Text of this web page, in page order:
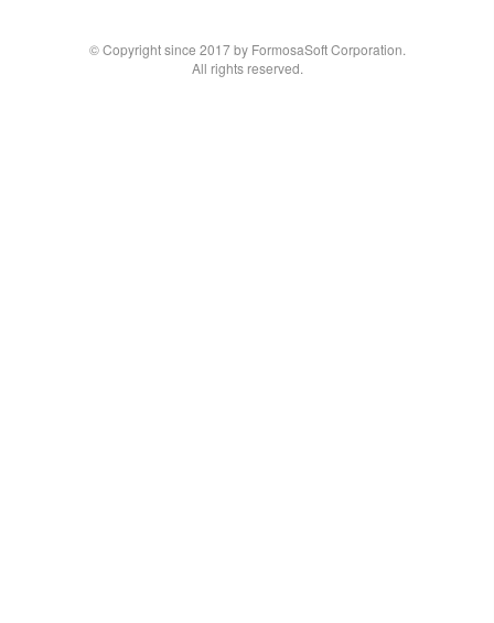
© Copyright since 2017 by FormosaSoft Corporation.
All rights reserved.